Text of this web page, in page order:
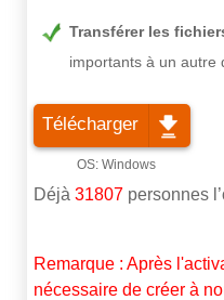
Transférer les
importants à un autre
Télécharger
Déjà 31807 personnes
Remarque : Après
nécessaire de créer à